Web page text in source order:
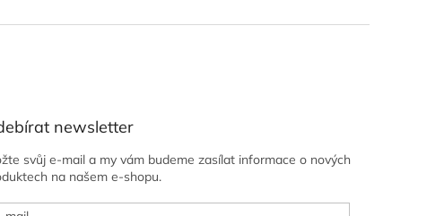
newsletter
svůj e-mail a my vám budeme zasílat informace o nových
na našem e-shopu.